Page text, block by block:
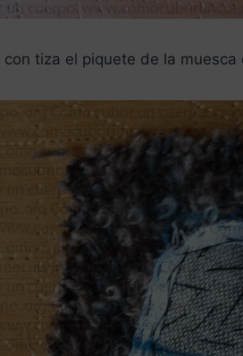
con tiza el piquete de la